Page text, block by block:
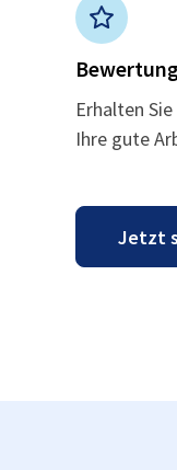
Erhalten
Ihre gute